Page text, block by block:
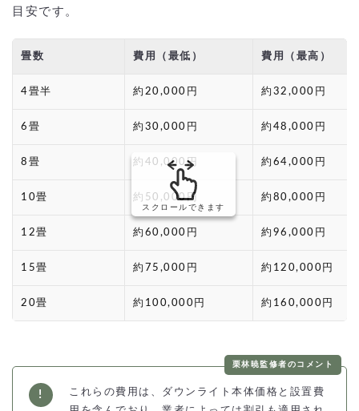
目安です。
畳数 費用（最低） 費用（最高）
4畳半 約20,000円 約32,000円
6畳 約30,000円 約48,000円
8畳 約40,000円 約64,000円
10畳 約50,000円 約80,000円
12畳 約60,000円 約96,000円
15畳 約75,000円 約120,000円
20畳 約100,000円 約160,000円
スクロールできます
栗林暁監修者のコメント
これらの費用は、ダウンライト本体価格と設置費